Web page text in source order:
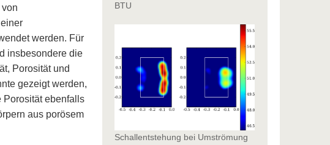
werden. Für
insbesondere die
Porosität und
gezeigt werden,
Porosität ebenfalls
aus porösem
BTU
Schallentstehung bei Umströmung